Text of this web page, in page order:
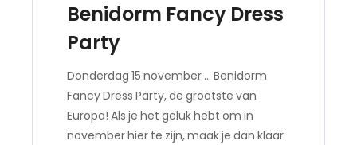
Benidorm Fancy Dress
Party
Donderdag 15 november … Benidorm
Fancy Dress Party, de grootste van
Europa! Als je het geluk hebt om in
november hier te zijn, maak je dan klaar